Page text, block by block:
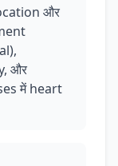
और
और
में heart